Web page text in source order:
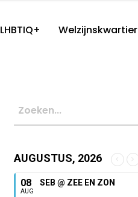
LHBTIQ+ Welzijnskwartier
AUGUSTUS, 2026
08
AUG
SEB @ ZEE EN ZON